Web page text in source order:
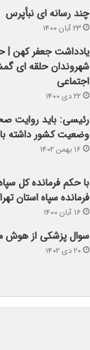
چند رسانه ای نبأپرس
۲۳ آبان ۱۴۰۰
یادداشت جعفر کهن |
شهروندان حلقه ای
اجتماعی
۲۲ دی ۱۴۰۰
رئیسی: باید روایت
وضعیت کشور داشته
۱۶ بهمن ۱۴۰۲
با حکم فرمانده کل
فرمانده سپاه استان
۱۶ آبان ۱۴۰۰
سوال پزشکی از هوش
۲۰ دی ۱۴۰۲